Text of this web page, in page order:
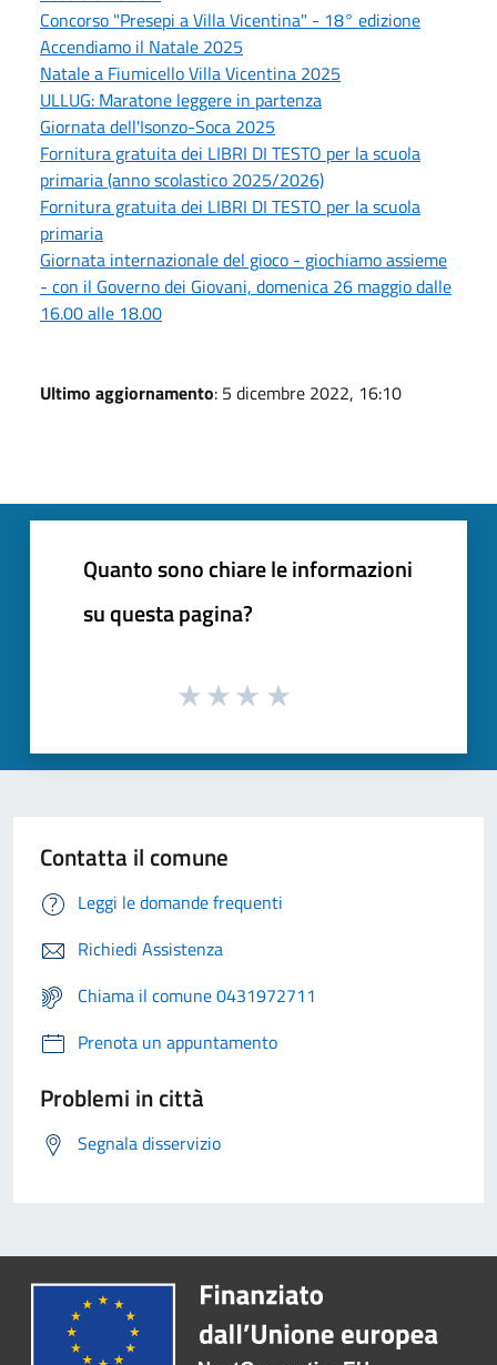
Concorso "Presepi a Villa Vicentina" - 18° edizione
Accendiamo il Natale 2025
Natale a Fiumicello Villa Vicentina 2025
ULLUG: Maratone leggere in partenza
Giornata dell'Isonzo-Soca 2025
Fornitura gratuita dei LIBRI DI TESTO per la scuola
primaria (anno scolastico 2025/2026)
Fornitura gratuita dei LIBRI DI TESTO per la scuola
primaria
Giornata internazionale del gioco - giochiamo assieme
- con il Governo dei Giovani, domenica 26 maggio dalle
16.00 alle 18.00
Ultimo aggiornamento: 5 dicembre 2022, 16:10
Quanto sono chiare le informazioni
su questa pagina?
Contatta il comune
Leggi le domande frequenti
Richiedi Assistenza
Chiama il comune 0431972711
Prenota un appuntamento
Problemi in città
Segnala disservizio